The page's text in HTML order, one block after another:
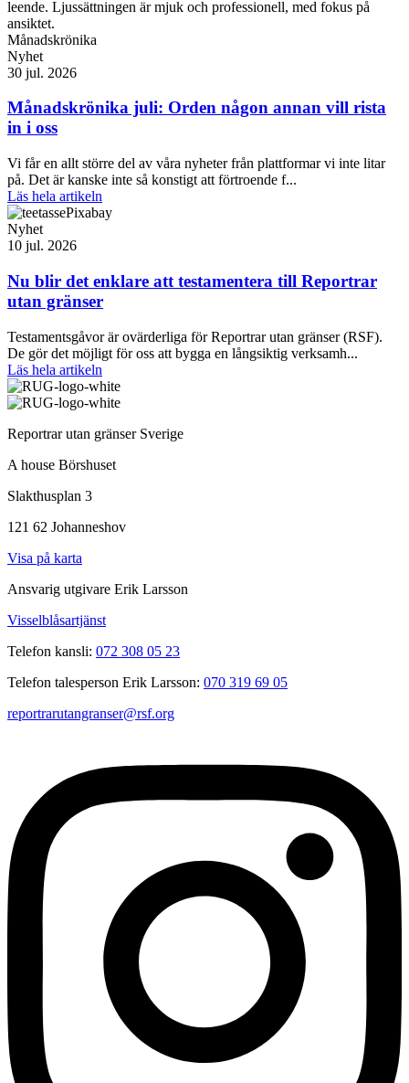
Månadskrönika
Nyhet
30 jul. 2026
Månadskrönika juli: Orden någon annan vill rista
in i oss
Vi får en allt större del av våra nyheter från plattformar vi inte litar
på. Det är kanske inte så konstigt att förtroende f...
Läs hela artikeln
Nyhet
10 jul. 2026
Nu blir det enklare att testamentera till Reportrar
utan gränser
Testamentsgåvor är ovärderliga för Reportrar utan gränser (RSF).
De gör det möjligt för oss att bygga en långsiktig verksamh...
Läs hela artikeln
Reportrar utan gränser Sverige
A house Börshuset
Slakthusplan 3
121 62 Johanneshov
Visa på karta
Ansvarig utgivare Erik Larsson
Visselblåsartjänst
Telefon kansli: 072 308 05 23
Telefon talesperson Erik Larsson: 070 319 69 05
reportrarutangranser@rsf.org